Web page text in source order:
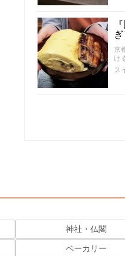
ぎ
京
け
ス
神社・仏閣
ベーカリー